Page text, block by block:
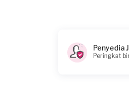
Penyedia
Peringkat